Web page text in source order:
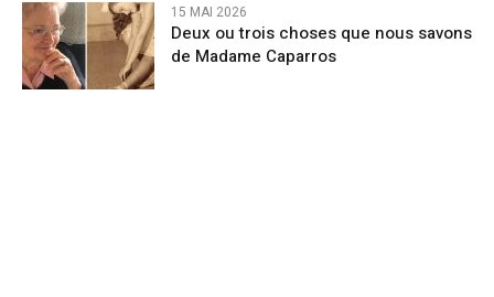
15 MAI 2026
Deux ou trois choses que nous savons
de Madame Caparros